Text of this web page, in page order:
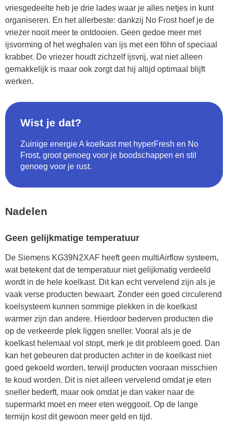
vriesgedeelte heb je drie lades waar je alles netjes in kunt
organiseren. En het allerbeste: dankzij No Frost hoef je de
vriezer nooit meer te ontdooien. Geen gedoe meer met
ijsvorming of het weghalen van ijs met een föhn of speciaal
krabber. De vriezer houdt zichzelf ijsvrij, wat niet alleen
gemakkelijk is maar ook zorgt dat hij altijd optimaal blijft
werken.
Wist je dat?
Zuinige energie A koelkast met hyperFresh en No
Frost, groot genoeg voor je boodschappen en stil
genoeg voor je rust.
Nadelen
Geen gelijkmatige temperatuur
De Siemens KG39N2XAF heeft geen multiAirflow systeem,
wat betekent dat de temperatuur niet gelijkmatig verdeeld
wordt in de hele koelkast. Dit kan echt vervelend zijn als je
vaak verse producten bewaart. Zonder een goed circulerend
koelsysteem kunnen sommige plekken in de koelkast
warmer zijn dan andere. Hierdoor bederven producten die
op de verkeerde plek liggen sneller. Vooral als je de
koelkast helemaal vol stopt, merk je dit probleem goed. Dan
kan het gebeuren dat producten achter in de koelkast niet
goed gekoeld worden, terwijl producten vooraan misschien
te koud worden. Dit is niet alleen vervelend omdat je eten
sneller bederft, maar ook omdat je dan vaker naar de
supermarkt moet en meer eten weggooit. Op de lange
termijn kost dit gewoon meer geld en tijd.